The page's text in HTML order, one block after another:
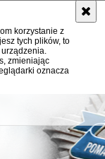
korzystanie z
tych plików, to
zmieniając
oznacza